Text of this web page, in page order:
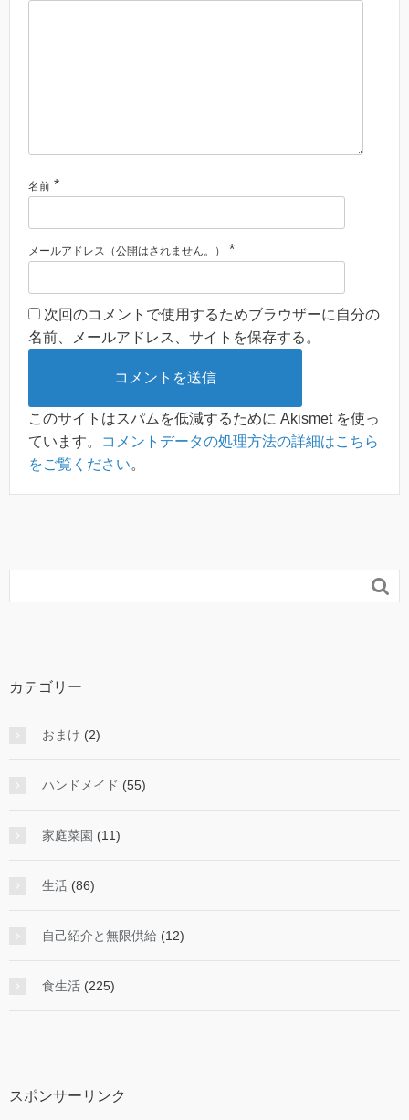
名前 *
メールアドレス（公開はされません。） *
次回のコメントで使用するためブラウザーに自分の
名前、メールアドレス、サイトを保存する。
このサイトはスパムを低減するために Akismet を使っ
ています。
コメントデータの処理方法の詳細はこちら
をご覧ください。

カテゴリー
おまけ (2)
ハンドメイド (55)
家庭菜園 (11)
生活 (86)
自己紹介と無限供給 (12)
食生活 (225)
スポンサーリンク